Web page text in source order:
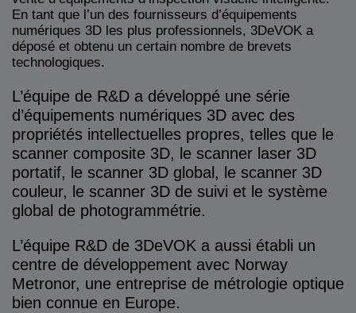
En tant que l’un des fournisseurs d’équipements
numériques 3D les plus professionnels, 3DeVOK a
déposé et obtenu un certain nombre de brevets
technologiques.
L’équipe de R&D a développé une série
d’équipements numériques 3D avec des
propriétés intellectuelles propres, telles que le
scanner composite 3D, le scanner laser 3D
portatif, le scanner 3D global, le scanner 3D
couleur, le scanner 3D de suivi et le système
global de photogrammétrie.
L’équipe R&D de 3DeVOK a aussi établi un
centre de développement avec Norway
Metronor, une entreprise de métrologie optique
bien connue en Europe.